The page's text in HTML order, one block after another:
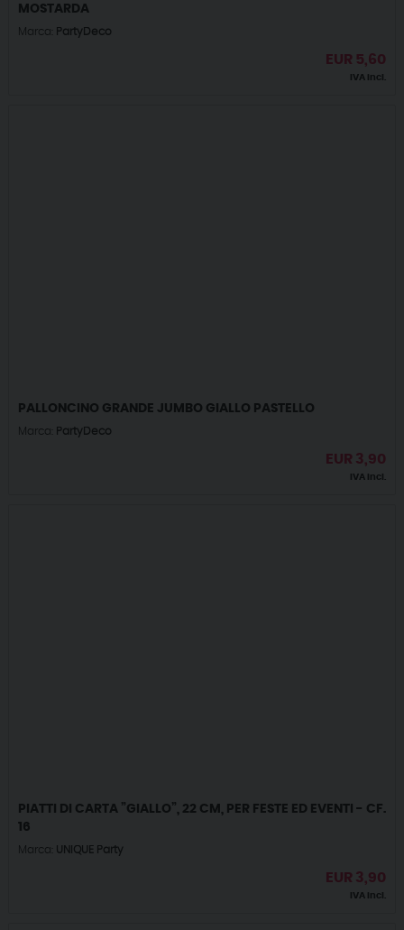
MOSTARDA
Marca: PartyDeco
EUR 5,60
IVA incl.
PALLONCINO GRANDE JUMBO GIALLO PASTELLO
Marca: PartyDeco
EUR 3,90
IVA incl.
PIATTI DI CARTA ”GIALLO”, 22 CM, PER FESTE ED EVENTI - CF.
16
Marca: UNIQUE Party
EUR 3,90
IVA incl.